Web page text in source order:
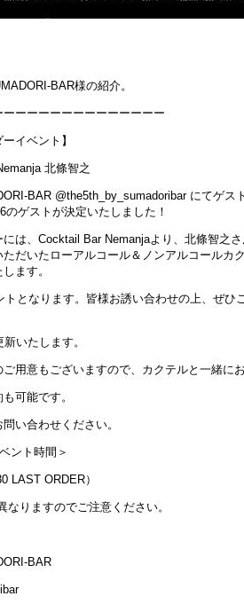
BAR様の紹介。
ーーーーーーーーーーーーー
イベント】
北條智之
BAR @the5th_by_sumadoribar にてゲス
のゲストが決定いたしました！
は、Cocktail Bar Nemanjaより、北條智之
だいたローアルコール＆ノンアルコールカ
ます。
トとなります。皆様お誘い合わせの上、ぜひ
いたします。
用意もございますので、カクテルと一緒に
可能です。
い合わせください。
ント時間＞
LAST ORDER）
なりますのでご注意ください。
BAR